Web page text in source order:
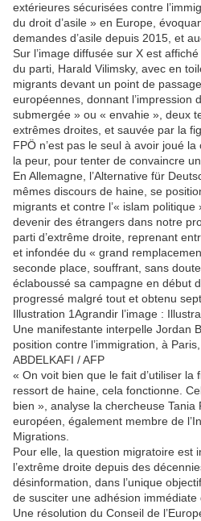
extérieures sécurisées contre
du droit d’asile » en Europe,
demandes d’asile depuis 2015, et
Sur l’image diffusée sur X est
du parti, Harald Vilimsky, avec en
migrants devant un point de
européennes, donnant l’impression
submergée » ou « envahie », deux
extrêmes droites, et sauvée par la
FPÖ n’est pas le seul à avoir joué
la peur, pour tenter de convaincre
En Allemagne, l’Alternative für
mêmes discours de haine, se
migrants et contre l’« islam
devenir des étrangers dans notre
parti d’extrême droite, reprenant
et infondée du « grand
seconde place, souffrant, sans
éclaboussé sa campagne en début
progressé malgré tout et obtenu
Illustration 1Agrandir l’image :
Une manifestante interpelle Jordan
position contre l’immigration, à
ABDELKAFI / AFP
« On voit bien que le fait d’utiliser la
ressort de haine, cela fonctionne.
bien », analyse la chercheuse
européen, également membre de
Migrations.
Pour elle, la question migratoire est
l’extrême droite depuis des
désinformation, dans l’unique
de susciter une adhésion immédiate
Une résolution du Conseil de